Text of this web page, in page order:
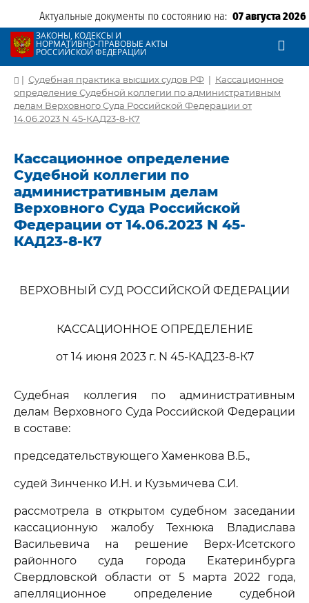
Актуальные документы по состоянию на: 07 августа 2026
ЗАКОНЫ, КОДЕКСЫ И
НОРМАТИВНО-ПРАВОВЫЕ АКТЫ
РОССИЙСКОЙ ФЕДЕРАЦИИ
| Судебная практика высших судов РФ | Кассационное
определение Судебной коллегии по административным
делам Верховного Суда Российской Федерации от
14.06.2023 N 45-КАД23-8-К7
Кассационное определение
Судебной коллегии по
административным делам
Верховного Суда Российской
Федерации от 14.06.2023 N 45-
КАД23-8-К7
ВЕРХОВНЫЙ СУД РОССИЙСКОЙ ФЕДЕРАЦИИ
КАССАЦИОННОЕ ОПРЕДЕЛЕНИЕ
от 14 июня 2023 г. N 45-КАД23-8-К7
Судебная коллегия по административным
делам Верховного Суда Российской Федерации
в составе:
председательствующего Хаменкова В.Б.,
судей Зинченко И.Н. и Кузьмичева С.И.
рассмотрела в открытом судебном заседании
кассационную жалобу Технюка Владислава
Васильевича на решение Верх-Исетского
районного суда города Екатеринбурга
Свердловской области от 5 марта 2022 года,
апелляционное определение судебной